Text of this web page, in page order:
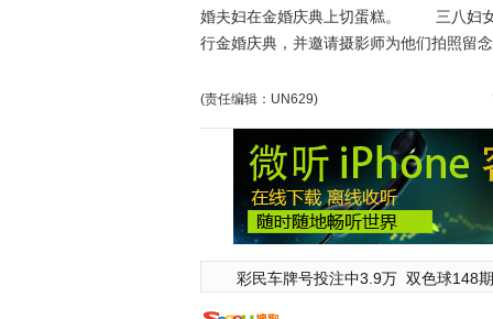
婚夫妇在金婚庆典上切蛋糕。 三八妇女
行金婚庆典，并邀请摄影师为他们拍照
(责任编辑：UN629)
彩民车牌号投注中3.9万 双色球148